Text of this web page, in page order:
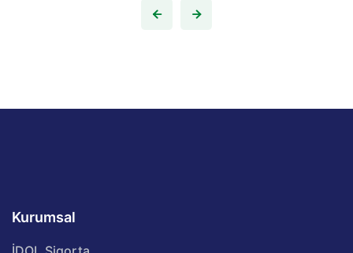
Kurumsal